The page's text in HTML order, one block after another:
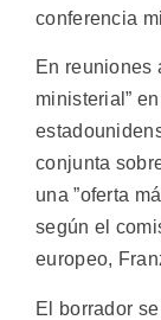
conferencia
En reuniones
ministerial”
conjunta
una ”oferta
según el
europeo,
El borrador